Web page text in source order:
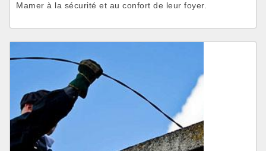
Mamer à la sécurité et au confort de leur foyer.